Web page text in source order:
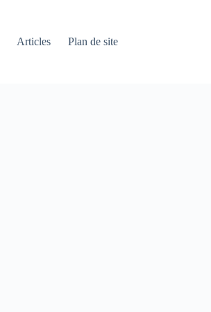
Articles Plan de site